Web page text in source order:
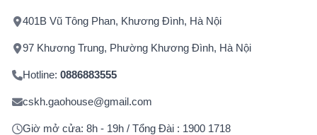
401B Vũ Tông Phan, Khương Đình, Hà Nội
97 Khương Trung, Phường Khương Đình, Hà Nội
Hotline: 0886883555
cskh.gaohouse@gmail.com
Giờ mở cửa: 8h - 19h / Tổng Đài : 1900 1718